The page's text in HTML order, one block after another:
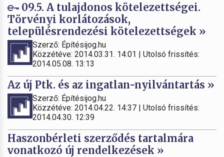
09.5. A tulajdonos kötelezettségei.
Törvényi korlátozások,
településrendezési kötelezettségek »
Szerző: Építésijog.hu
Közzétéve: 2014.03.31. 14:01 | Utolsó frissítés:
2014.05.08. 13:13
Az új Ptk. és az ingatlan-nyilvántartás »
Szerző: Építésijog.hu
Közzétéve: 2014.04.22. 14:37 | Utolsó frissítés:
2014.04.30. 12:39
Haszonbérleti szerződés tartalmára
vonatkozó új rendelkezések »